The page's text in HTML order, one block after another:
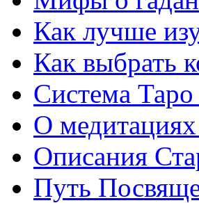
Как лучше
Как выбрать
Система
О
Описания
Путь